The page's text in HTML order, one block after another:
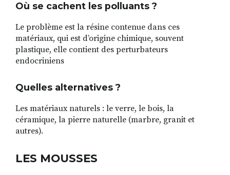
Où se cachent les polluants ?
Le problème est la résine contenue dans ces
matériaux, qui est d’origine chimique, souvent
plastique, elle contient des perturbateurs
endocriniens
Quelles alternatives ?
Les matériaux naturels : le verre, le bois, la
céramique, la pierre naturelle (marbre, granit et
autres).
LES MOUSSES